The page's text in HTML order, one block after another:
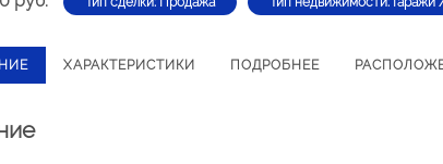
ХАРАКТЕРИСТИКИ ПОДРОБНЕЕ